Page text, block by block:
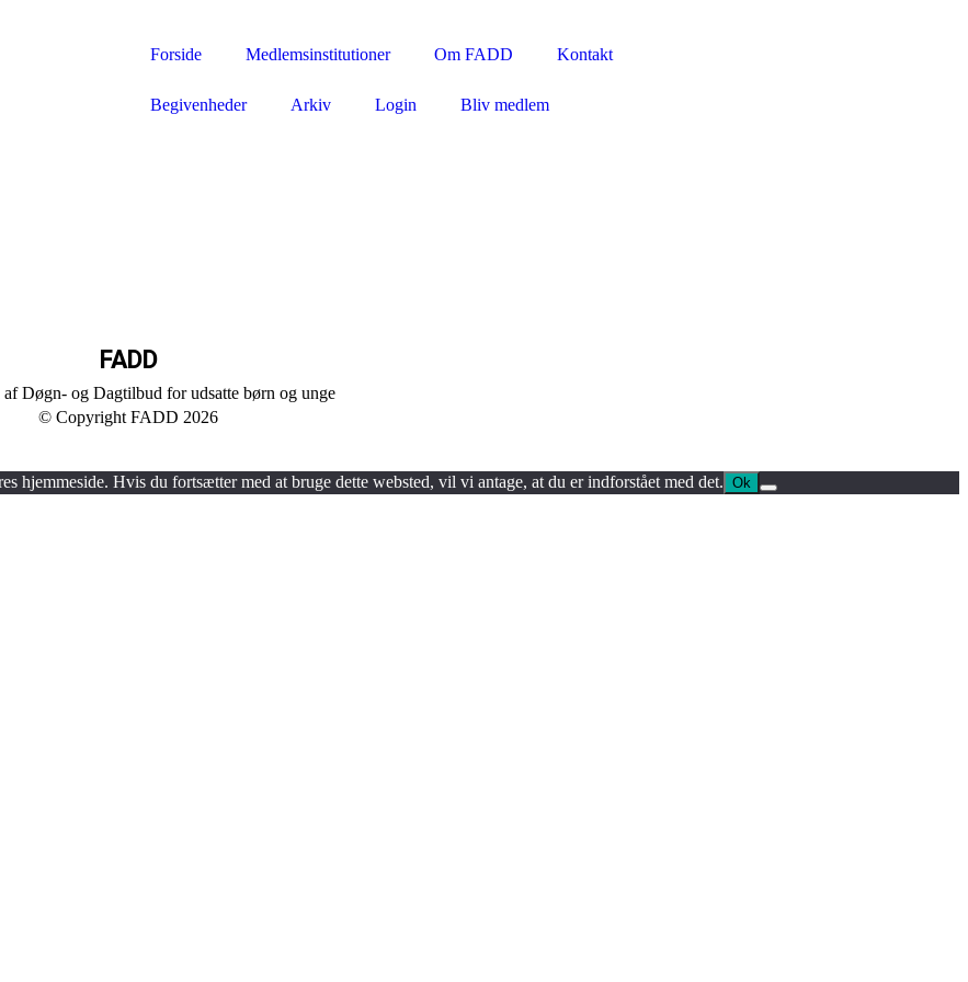
Forside Medlemsinstitutioner Om FADD Kontakt
Begivenheder Arkiv Login Bliv medlem
FADD
af Døgn- og Dagtilbud for udsatte børn og unge
© Copyright FADD 2026
hjemmeside. Hvis du fortsætter med at bruge dette websted, vil vi antage, at du er indforstået med det. Ok